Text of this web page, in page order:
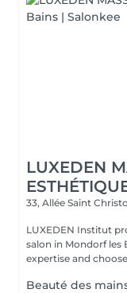
LUXEDEN
33, Allée Saint
LUXEDEN Institut
salon in Mondorf les Bains. Come to take
expertise and
Beauté des